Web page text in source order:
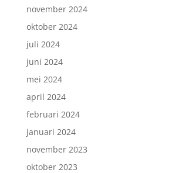
november 2024
oktober 2024
juli 2024
juni 2024
mei 2024
april 2024
februari 2024
januari 2024
november 2023
oktober 2023